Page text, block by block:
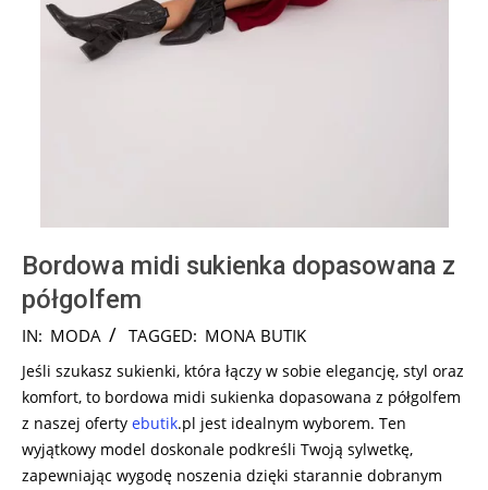
Bordowa midi sukienka dopasowana z
półgolfem
2024-
13
IN: MODA TAGGED: MONA BUTIK
Jeśli szukasz sukienki, która łączy w sobie elegancję, styl oraz
komfort, to bordowa midi sukienka dopasowana z półgolfem
z naszej oferty ebutik.pl jest idealnym wyborem. Ten
wyjątkowy model doskonale podkreśli Twoją sylwetkę,
zapewniając wygodę noszenia dzięki starannie dobranym